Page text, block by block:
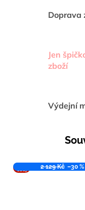
Doprava
Jen
zboží
Výdejní
ODEJ
2 129 Kč –30 %